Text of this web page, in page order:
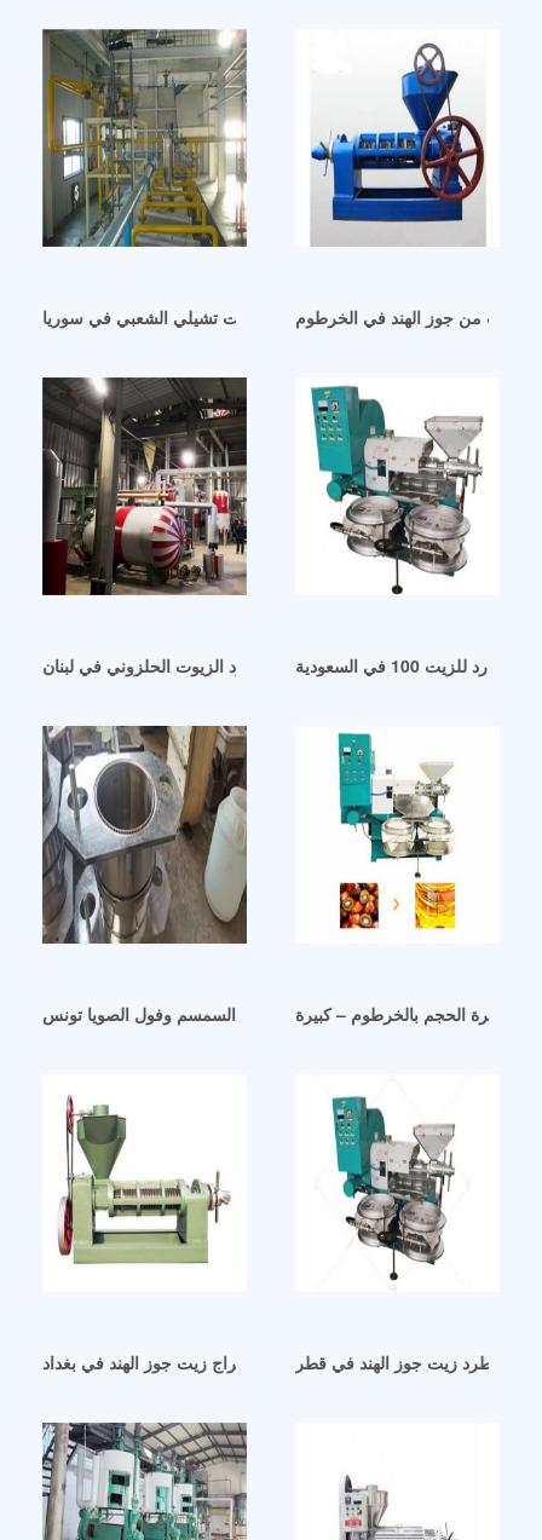
جملة طارد زيت تشيلي الشعبي في سورياالزيت من جوز الهند في الخرطوم
أفضل مصنع طرد الزيوت الحلزوني في لبنان طارد للزيت 100 في السعودية
آلة عصر الزيت البارد الهيدروليكية من السمسم وفول الصويا تونس
كبيرة الحجم بالخرطوم – كبيرة
شركات تصنيع آلات استخراج زيت جوز الهند في بغدادآلة طرد زيت جوز الهند في قطر